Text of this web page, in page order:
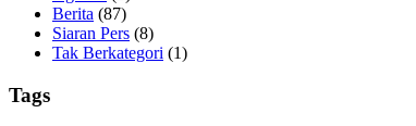
Berita (87)
Siaran Pers (8)
Tak Berkategori (1)
Tags